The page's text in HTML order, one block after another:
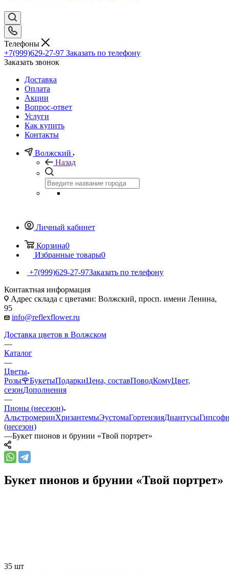
Телефоны
+7(999)629-27-97 Заказать по телефону
Заказать звонок
Доставка
Оплата
Акции
Вопрос-ответ
Услуги
Как купить
Контакты
Волжский
Назад
Личный кабинет
Корзина0
Избранные товары0
+7(999)629-27-97Заказать по телефону
Контактная информация
Адрес склада с цветами: Волжский, просп. имени Ленина,
95
info@reflexflower.ru
Доставка цветов в Волжском
—
Каталог
—
Цветы
Розы🌹БукетыПодаркиЦена, составПоводКомуЦвет,
сезонДополнения
—
Пионы (несезон)
АльстромерииХризантемыЭустомаГортензияДиантусы
(несезон)
—Букет пионов и брунии «Твой портрет»
Букет пионов и брунии «Твой портрет»
35 шт